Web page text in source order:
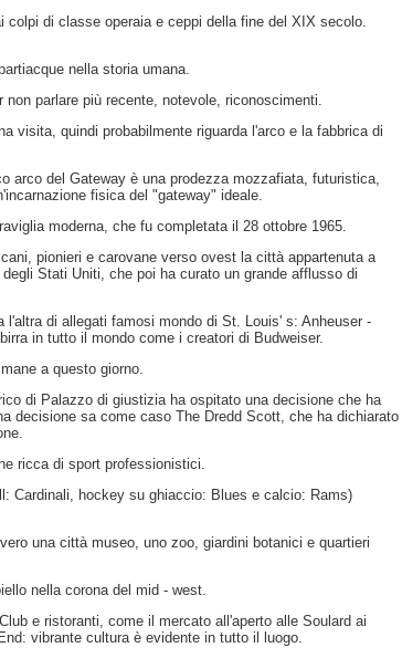
di classe operaia e ceppi della fine del XIX secolo.
nella storia umana.
parlare più recente, notevole, riconoscimenti.
visita, quindi probabilmente riguarda l'arco e la fabbrica di
arco del Gateway è una prodezza mozzafiata, futuristica,
fisica del "gateway" ideale.
moderna, che fu completata il 28 ottobre 1965.
pionieri e carovane verso ovest la città appartenuta a
Stati Uniti, che poi ha curato un grande afflusso di
l'altra di allegati famosi mondo di St. Louis' s: Anheuser -
in tutto il mondo come i creatori di Budweiser.
a questo giorno.
di Palazzo di giustizia ha ospitato una decisione che ha
decisione sa come caso The Dredd Scott, che ha dichiarato
ricca di sport professionistici.
Cardinali, hockey su ghiaccio: Blues e calcio: Rams)
una città museo, uno zoo, giardini botanici e quartieri
nella corona del mid - west.
e ristoranti, come il mercato all'aperto alle Soulard ai
vibrante cultura è evidente in tutto il luogo.